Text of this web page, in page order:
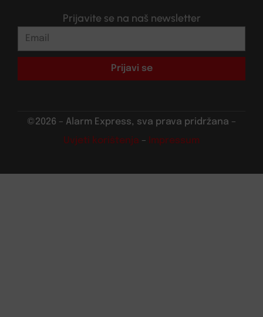
Prijavite se na naš newsletter
Prijavi se
©2026 – Alarm Express, sva prava pridržana –
Uvjeti korištenja – Impressum